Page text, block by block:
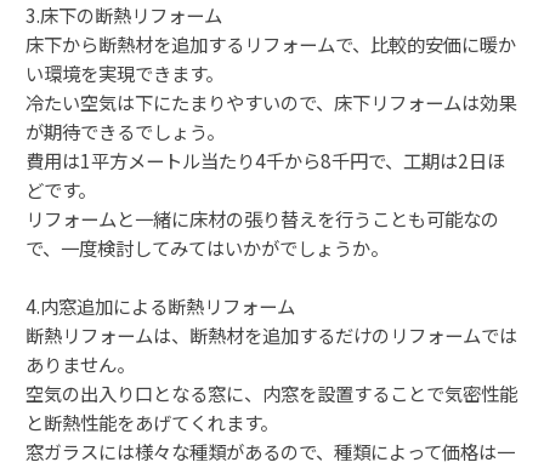
3.床下の断熱リフォーム
床下から断熱材を追加するリフォームで、比較的安価に暖か
い環境を実現できます。
冷たい空気は下にたまりやすいので、床下リフォームは効果
が期待できるでしょう。
費用は1平方メートル当たり4千から8千円で、工期は2日ほ
どです。
リフォームと一緒に床材の張り替えを行うことも可能なの
で、一度検討してみてはいかがでしょうか。
4.内窓追加による断熱リフォーム
断熱リフォームは、断熱材を追加するだけのリフォームでは
ありません。
空気の出入り口となる窓に、内窓を設置することで気密性能
と断熱性能をあげてくれます。
窓ガラスには様々な種類があるので、種類によって価格は一